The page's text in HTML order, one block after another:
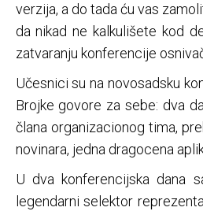
verzija, a do tada ću vas
da nikad ne kalkulišete kod
zatvaranju konferencije
Učesnici su na novosadsku
Brojke govore za sebe: dva
člana organizacionog tima,
novinara, jedna dragocena
U dva konferencijska dana
legendarni selektor